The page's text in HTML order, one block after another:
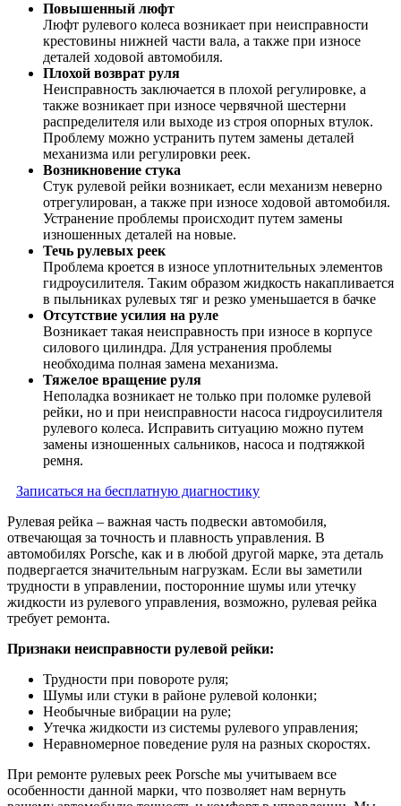
Повышенный люфт
Люфт рулевого колеса возникает при неисправности
крестовины нижней части вала, а также при износе
деталей ходовой автомобиля.
Плохой возврат руля
Неисправность заключается в плохой регулировке, а
также возникает при износе червячной шестерни
распределителя или выходе из строя опорных втулок.
Проблему можно устранить путем замены деталей
механизма или регулировки реек.
Возникновение стука
Стук рулевой рейки возникает, если механизм неверно
отрегулирован, а также при износе ходовой автомобиля.
Устранение проблемы происходит путем замены
изношенных деталей на новые.
Течь рулевых реек
Проблема кроется в износе уплотнительных элементов
гидроусилителя. Таким образом жидкость накапливается
в пыльниках рулевых тяг и резко уменьшается в бачке
Отсутствие усилия на руле
Возникает такая неисправность при износе в корпусе
силового цилиндра. Для устранения проблемы
необходима полная замена механизма.
Тяжелое вращение руля
Неполадка возникает не только при поломке рулевой
рейки, но и при неисправности насоса гидроусилителя
рулевого колеса. Исправить ситуацию можно путем
замены изношенных сальников, насоса и подтяжкой
ремня.
Записаться на бесплатную диагностику
Рулевая рейка – важная часть подвески автомобиля,
отвечающая за точность и плавность управления. В
автомобилях Porsche, как и в любой другой марке, эта деталь
подвергается значительным нагрузкам. Если вы заметили
трудности в управлении, посторонние шумы или утечку
жидкости из рулевого управления, возможно, рулевая рейка
требует ремонта.
Признаки неисправности рулевой рейки:
Трудности при повороте руля;
Шумы или стуки в районе рулевой колонки;
Необычные вибрации на руле;
Утечка жидкости из системы рулевого управления;
Неравномерное поведение руля на разных скоростях.
При ремонте рулевых реек Porsche мы учитываем все
особенности данной марки, что позволяет нам вернуть